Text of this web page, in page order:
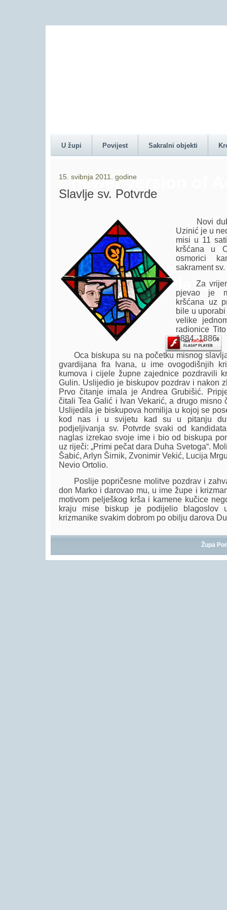
newer version of
Player.
U župi Povijest Sakralni objekti
15. svibnja 2011. godine
Slavlje sv. Potvrde
Novi
Uzinić je u
misi u 11
kršćana u
osmorici
sakrament
Za
pjevao je
kršćana uz
bile u
velike
radionice
1884.-1886.
Oca biskupa su na početku misnog
gvardijana fra Ivana, u ime ovogodišnjih
kumova i cijele župne zajednice pozdravili
Gulin. Uslijedio je biskupov pozdrav i nakon
Prvo čitanje imala je Andrea Grubišić.
čitali Tea Galić i Ivan Vekarić, a drugo misno
Uslijedila je biskupova homilija u kojoj se
kod nas i u svijetu kad su u pitanju
podjeljivanja sv. Potvrde svaki od
naglas izrekao svoje ime i bio od biskupa
uz riječi: „Primi pečat dara Duha Svetoga“.
Šabić, Arlyn Širnik, Zvonimir Vekić, Lucija
Nevio Ortolio.
Poslije popričesne molitve pozdrav i
don Marko i darovao mu, u ime župe i
motivom pelješkog krša i kamene kučice
kraju mise biskup je podijelio blagoslov
krizmanike svakim dobrom po obilju darova
Župa